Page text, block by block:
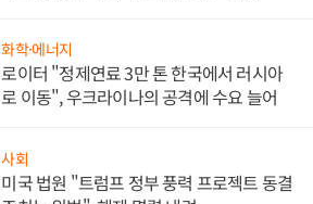
화학·에너지
로이터 "정제연료 3만 톤 한국에서 러시아
로 이동", 우크라이나의 공격에 수요 늘어
사회
미국 법원 "트럼프 정부 풍력 프로젝트 동결